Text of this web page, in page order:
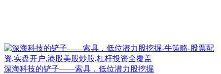
深海科技的铲子——索具，低位潜力股挖掘